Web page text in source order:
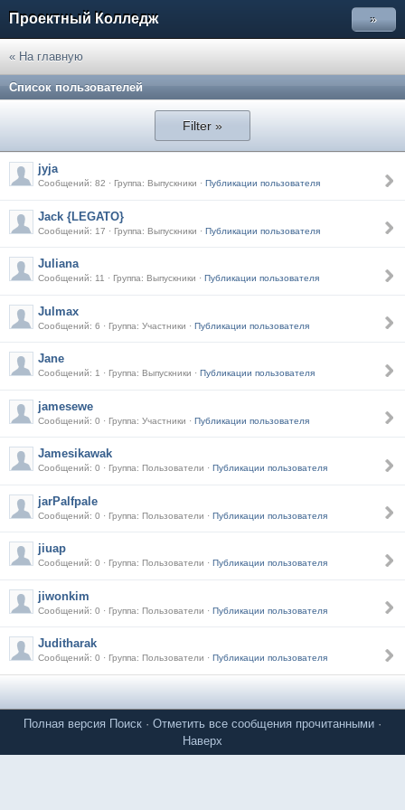
Проектный Колледж »
« На главную
Список пользователей
Filter »
jyja
Сообщений: 82 · Группа: Выпускники · Публикации пользователя
Jack {LEGATO}
Сообщений: 17 · Группа: Выпускники · Публикации пользователя
Juliana
Сообщений: 11 · Группа: Выпускники · Публикации пользователя
Julmax
Сообщений: 6 · Группа: Участники · Публикации пользователя
Jane
Сообщений: 1 · Группа: Выпускники · Публикации пользователя
jamesewe
Сообщений: 0 · Группа: Участники · Публикации пользователя
Jamesikawak
Сообщений: 0 · Группа: Пользователи · Публикации пользователя
jarPalfpale
Сообщений: 0 · Группа: Пользователи · Публикации пользователя
jiuap
Сообщений: 0 · Группа: Пользователи · Публикации пользователя
jiwonkim
Сообщений: 0 · Группа: Пользователи · Публикации пользователя
Juditharak
Сообщений: 0 · Группа: Пользователи · Публикации пользователя
Полная версия Поиск · Отметить все сообщения прочитанными ·
Наверх